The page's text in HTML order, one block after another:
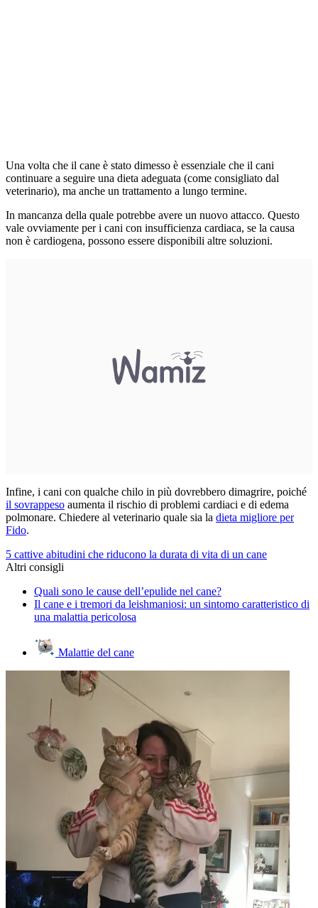
Una volta che il cane è stato dimesso è essenziale che il cani
continuare a seguire una dieta adeguata (come consigliato dal
veterinario), ma anche un trattamento a lungo termine.
In mancanza della quale potrebbe avere un nuovo attacco. Questo
vale ovviamente per i cani con insufficienza cardiaca, se la causa
non è cardiogena, possono essere disponibili altre soluzioni.
Infine, i cani con qualche chilo in più dovrebbero dimagrire, poiché
il sovrappeso aumenta il rischio di problemi cardiaci e di edema
polmonare. Chiedere al veterinario quale sia la dieta migliore per
Fido.
5 cattive abitudini che riducono la durata di vita di un cane
Altri consigli
Quali sono le cause dell’epulide nel cane?
Il cane e i tremori da leishmaniosi: un sintomo caratteristico di
una malattia pericolosa
Malattie del cane